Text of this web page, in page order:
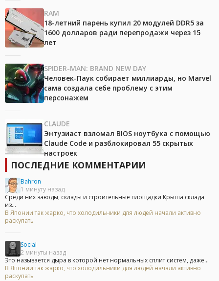
RAM
18-летний парень купил 20 модулей DDR5 за
1600 долларов ради перепродажи через 15
лет
SPIDER-MAN: BRAND NEW DAY
Человек-Паук собирает миллиарды, но Marvel
сама создала себе проблему с этим
персонажем
CLAUDE
Энтузиаст взломал BIOS ноутбука с помощью
Claude Code и разблокировал 55 скрытых
настроек
ПОСЛЕДНИЕ КОММЕНТАРИИ
Bahron
1 минуту назад
Среди них заводы, склады и строительные площадки Крыша склада
из...
В Японии так жарко, что холодильники для людей начали активно
раскупать
Social
2 минуты назад
Это называется дыра в которой нет нормальных сплит систем, даже...
В Японии так жарко, что холодильники для людей начали активно
раскупать